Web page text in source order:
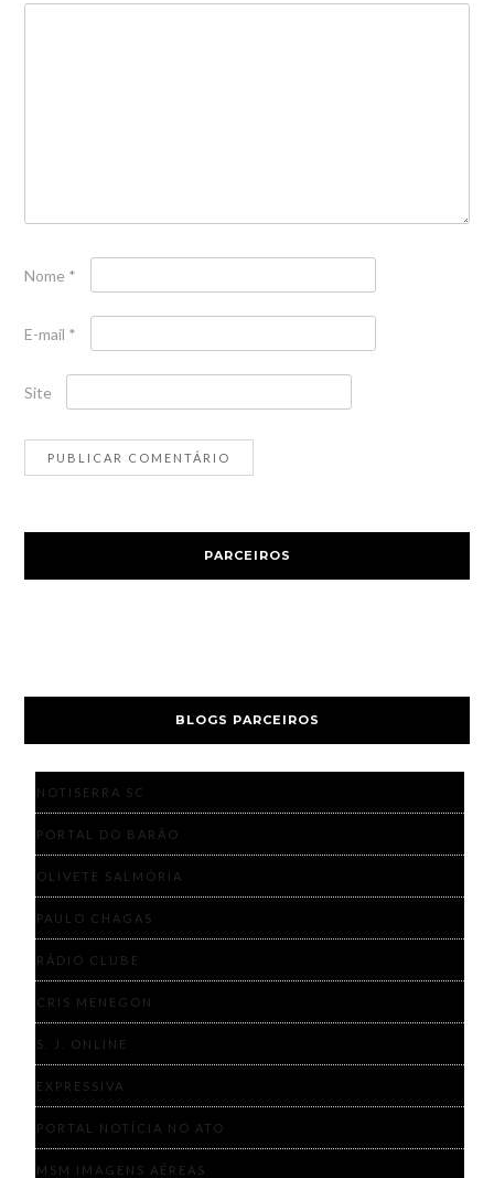
Nome *
E-mail *
Site
PARCEIROS
BLOGS PARCEIROS
NOTISERRA SC
PORTAL DO BARÃO
OLIVETE SALMÓRIA
PAULO CHAGAS
RÁDIO CLUBE
CRIS MENEGON
S. J. ONLINE
EXPRESSIVA
PORTAL NOTÍCIA NO ATO
MSM IMAGENS AÉREAS